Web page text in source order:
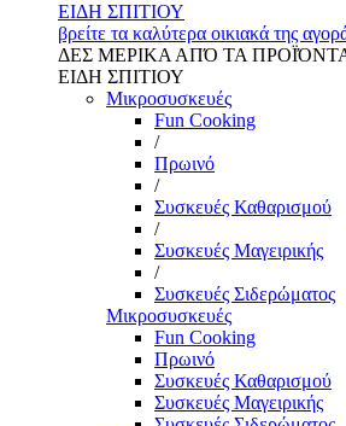
ΕΙΔΗ ΣΠΙΤΙΟΥ
βρείτε τα καλύτερα οικιακά της
ΔΕΣ ΜΕΡΙΚΑ ΑΠΌ ΤΑ
ΕΙΔΗ ΣΠΙΤΙΟΥ
Μικροσυσκευές
Fun Cooking
/
Πρωινό
/
Συσκευές Καθαρισμού
/
Συσκευές Μαγειρικής
/
Συσκευές Σιδερώματος
Μικροσυσκευές
Fun Cooking
Πρωινό
Συσκευές Καθαρισμού
Συσκευές Μαγειρικής